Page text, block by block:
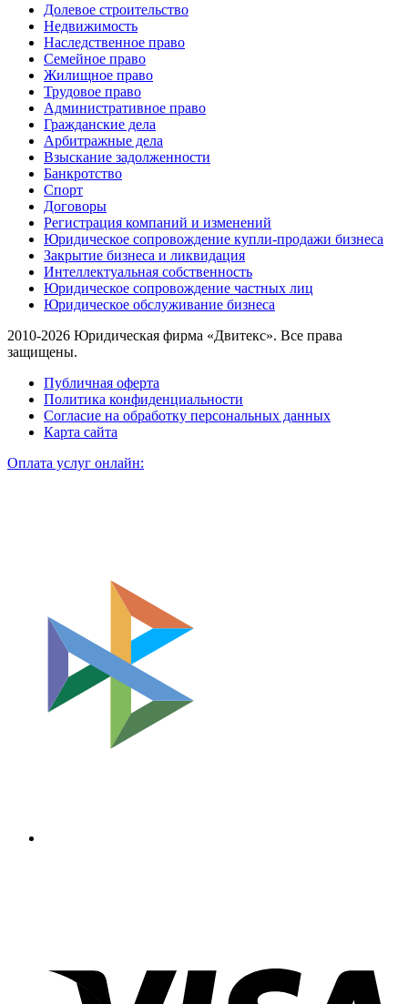
Долевое строительство
Недвижимость
Наследственное право
Семейное право
Жилищное право
Трудовое право
Административное право
Гражданские дела
Арбитражные дела
Взыскание задолженности
Банкротство
Спорт
Договоры
Регистрация компаний и изменений
Юридическое сопровождение купли-продажи бизнеса
Закрытие бизнеса и ликвидация
Интеллектуальная собственность
Юридическое сопровождение частных лиц
Юридическое обслуживание бизнеса
2010-2026 Юридическая фирма «Двитекс». Все права
защищены.
Публичная оферта
Политика конфиденциальности
Согласие на обработку персональных данных
Карта сайта
Оплата услуг онлайн: